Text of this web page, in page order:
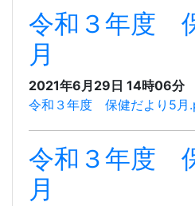
令和３年度
月
2021年6月29日 14時06分
令和３年度 保健だより5月
令和３年度
月